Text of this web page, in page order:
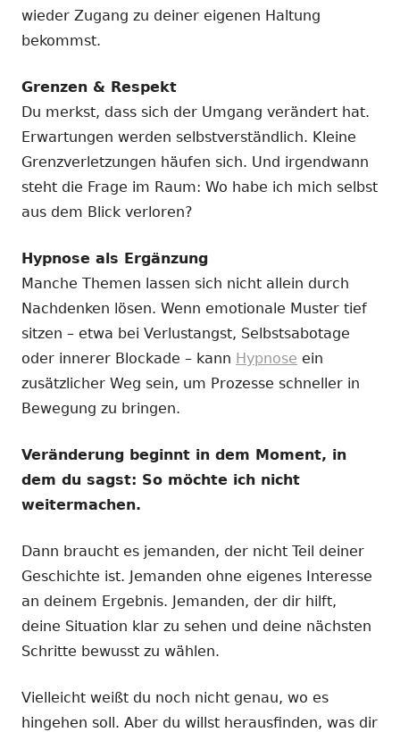
wieder Zugang zu deiner eigenen Haltung
bekommst.
Grenzen & Respekt
Du merkst, dass sich der Umgang verändert hat.
Erwartungen werden selbstverständlich. Kleine
Grenzverletzungen häufen sich. Und irgendwann
steht die Frage im Raum: Wo habe ich mich selbst
aus dem Blick verloren?
Hypnose als Ergänzung
Manche Themen lassen sich nicht allein durch
Nachdenken lösen. Wenn emotionale Muster tief
sitzen – etwa bei Verlustangst, Selbstsabotage
oder innerer Blockade – kann Hypnose ein
zusätzlicher Weg sein, um Prozesse schneller in
Bewegung zu bringen.
Veränderung beginnt in dem Moment, in
dem du sagst: So möchte ich nicht
weitermachen.
Dann braucht es jemanden, der nicht Teil deiner
Geschichte ist. Jemanden ohne eigenes Interesse
an deinem Ergebnis. Jemanden, der dir hilft,
deine Situation klar zu sehen und deine nächsten
Schritte bewusst zu wählen.
Vielleicht weißt du noch nicht genau, wo es
hingehen soll. Aber du willst herausfinden, was dir